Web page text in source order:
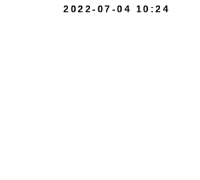
2022-07-04 10:24